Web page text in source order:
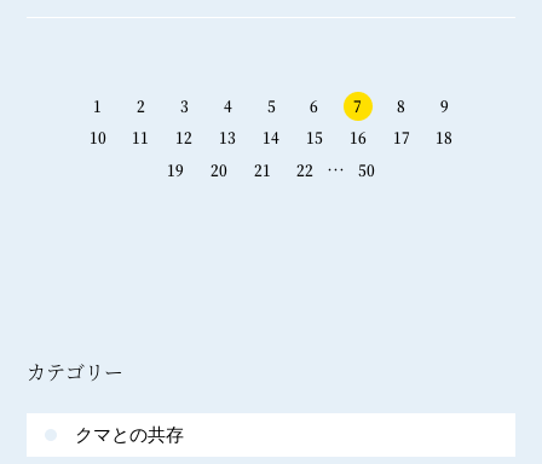
1 2 3 4 5 6 7 8
9
10
11 12 13 14 15 16 17
18
19
20 21 22 … 50
カテゴリー
クマとの共存